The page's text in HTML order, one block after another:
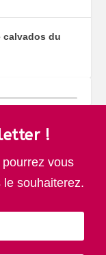
calvados du
!
vous
souhaiterez.